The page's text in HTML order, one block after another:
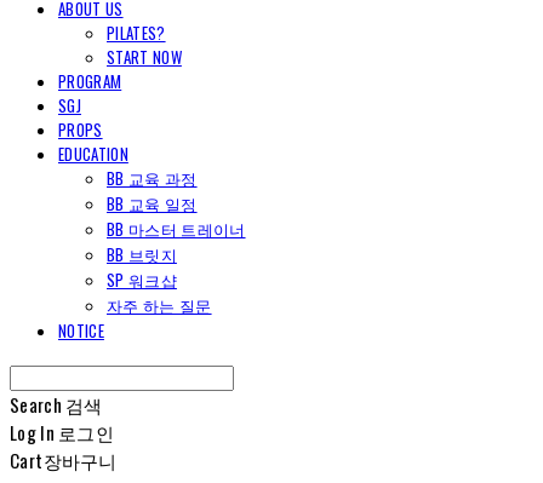
ABOUT US
PILATES?
START NOW
PROGRAM
SGJ
PROPS
EDUCATION
BB 교육 과정
BB 교육 일정
BB 마스터 트레이너
BB 브릿지
SP 워크샵
자주 하는 질문
NOTICE
Search 검색
Log In 로그인
Cart장바구니